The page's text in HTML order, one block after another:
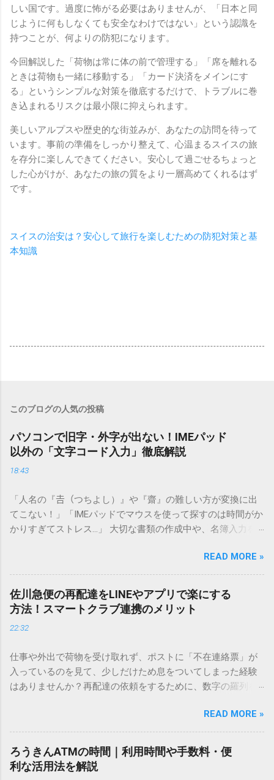
しい国です。過度に怖がる必要はありませんが、「日本と同
じように何もしなくても安全なわけではない」という認識を
持つことが、何よりの防犯になります。
今回解説した「荷物は常に体の前で管理する」「席を離れる
ときは荷物も一緒に移動する」「カード決済をメインにす
る」というシンプルな対策を徹底するだけで、トラブルに巻
き込まれるリスクは最小限に抑えられます。
美しいアルプスや歴史的な街並みが、あなたの訪問を待って
います。事前の準備をしっかり整えて、心温まるスイスの旅
を存分に楽しんできてください。安心して過ごせるちょっと
した心がけが、あなたの旅の質をより一層高めてくれるはず
です。
スイスの治安は？安心して旅行を楽しむための防犯対策と基
本知識
このブログの人気の投稿
パソコンで旧字・外字が出ない！IMEパッド
以外の「文字コード入力」徹底解説
18:43
「人名の『𠮷（つちよし）』や『齋』の難しい方が変換に出
てこない！」「IMEパッドでマウスを使って探すのは時間がか
かりすぎてストレス…」 大切な書類の作成中や、名簿入力を
てしまいますよね。多くの人が「IMEパッド（手書き入力）」
を使いますが、実はマウスで一画ずつ書くのは非効率です
し、似た漢字が多すぎて結局見つからないことも少なくあり
ません。 そこで今回は、IMEパッドを使わずに、特定のコー
ドを打ち込むだけで一瞬で旧字や外字、特殊記号を呼び出す
「文字コード入力」のテクニックを詳しく解説します。 この
必要はありません。 1. なぜ「変換」しても旧字・外字が出て
こないのか？ そもそも、なぜ普通の変換で出てこない漢字が
あるのでしょうか。その理由は、パソコンが文字を認識する
は、JIS規格（日本産業規格）によって「第1水準」「第2水
準」といった形で整理されています。しかし、人名や地名に
使われる非常に古い漢字（旧字）や、特定の組織だけで作ら
れた「外字」は、この一般的な変換リストに含まれていない
READ MORE »
佐川急便の再配達をLINEやアプリで楽にする
方法！スマートクラブ連携のメリット
22:32
仕事や外出で荷物を受け取れず、ポストに「不在連絡票」が
入っているのを見て、少しだけため息をついてしまった経験
はありませんか？再配達の依頼をするために、数字の羅列を
ことに申し訳なさを感じたりすることもあるかもしれませ
ん。 「もっとスムーズに、自分のタイミングで受け取りた
い」 「わざわざ電話をかけずに、スマホ一つで完結させた
い」 そんな願いを叶えてくれるのが、佐川急便の会員制サー
ビス「スマートクラブ」と、LINEや公式アプリの連携です。
READ MORE »
ろうきんATMの時間｜利用時間や手数料・便
利な活用法を解説